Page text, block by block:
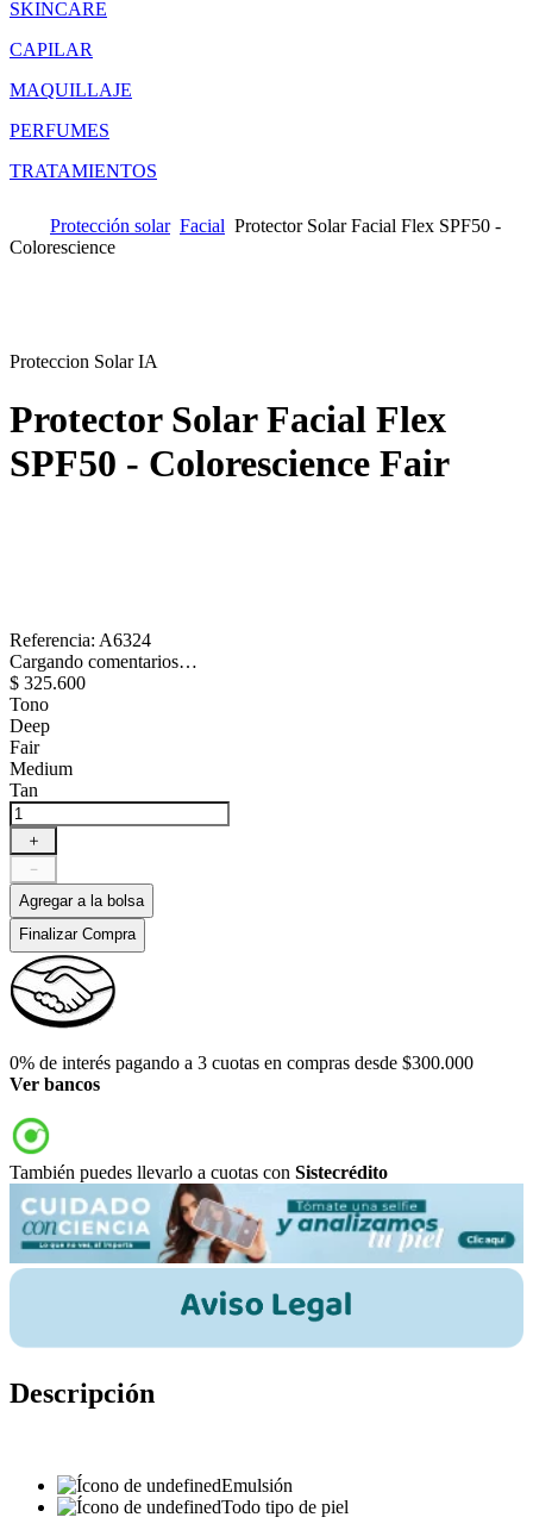
SKINCARE
CAPILAR
MAQUILLAJE
PERFUMES
TRATAMIENTOS
Protección solar Facial Protector Solar Facial Flex SPF50 -
Colorescience
Proteccion Solar IA
Protector Solar Facial Flex
SPF50 - Colorescience Fair
Referencia: A6324
Cargando comentarios…
$ 325.600
Tono
Deep
Fair
Medium
Tan
＋
－
Agregar a la bolsa
Finalizar Compra
0% de interés pagando a 3 cuotas en compras desde $300.000
Ver bancos
También puedes llevarlo a cuotas con Sistecrédito
Descripción
Emulsión
Todo tipo de piel